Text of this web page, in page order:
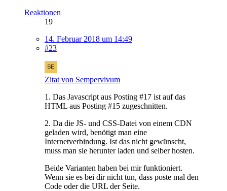
Reaktionen
19
14. Februar 2018 um 14:49
#23
Zitat von Sempervivum
1. Das Javascript aus Posting #17 ist auf das
HTML aus Posting #15 zugeschnitten.
2. Da die JS- und CSS-Datei von einem CDN
geladen wird, benötigt man eine
Internetverbindung. Ist das nicht gewünscht,
muss man sie herunter laden und selber hosten.
Beide Varianten haben bei mir funktioniert.
Wenn sie es bei dir nicht tun, dass poste mal den
Code oder die URL der Seite.